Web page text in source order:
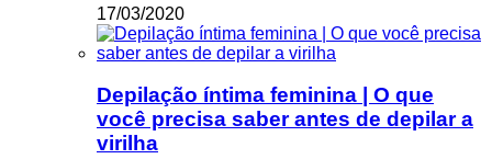
17/03/2020
Depilação íntima feminina | O que
você precisa saber antes de depilar a
virilha